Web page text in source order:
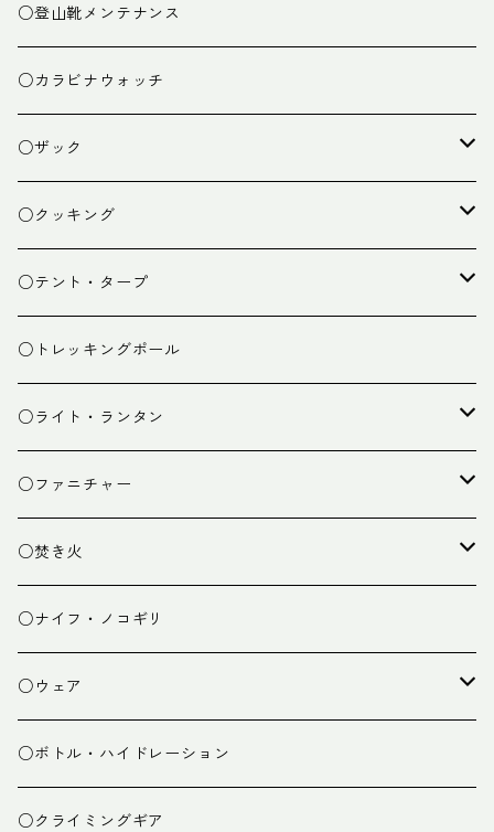
○登山靴メンテナンス
○カラビナウォッチ
○ザック
ザック
スタッフバッグ
ザック小物
○クッキング
クッカー
バーナー
カトラリー
クッキング小物
○テント・タープ
テント
タープ
ペグ・ハンマー・小物
○トレッキングポール
○ライト・ランタン
ライト
ランタン
○ファニチャー
テーブル
チェア
○焚き火
焚き火台
焚き火小物
○ナイフ・ノコギリ
○ウェア
ミドルレイヤー
ベースレイヤー
○ボトル・ハイドレーション
○クライミングギア